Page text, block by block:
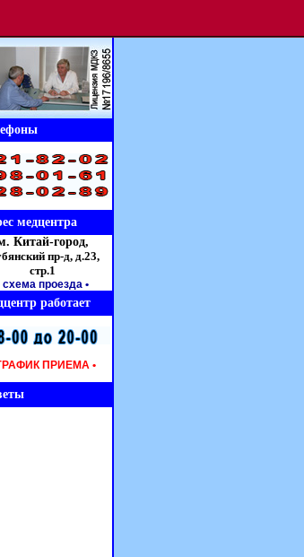
медцентра
Китай-город,
пр-д, д.23,
стр.1
схема проезда •
работает
ПРИЕМА •